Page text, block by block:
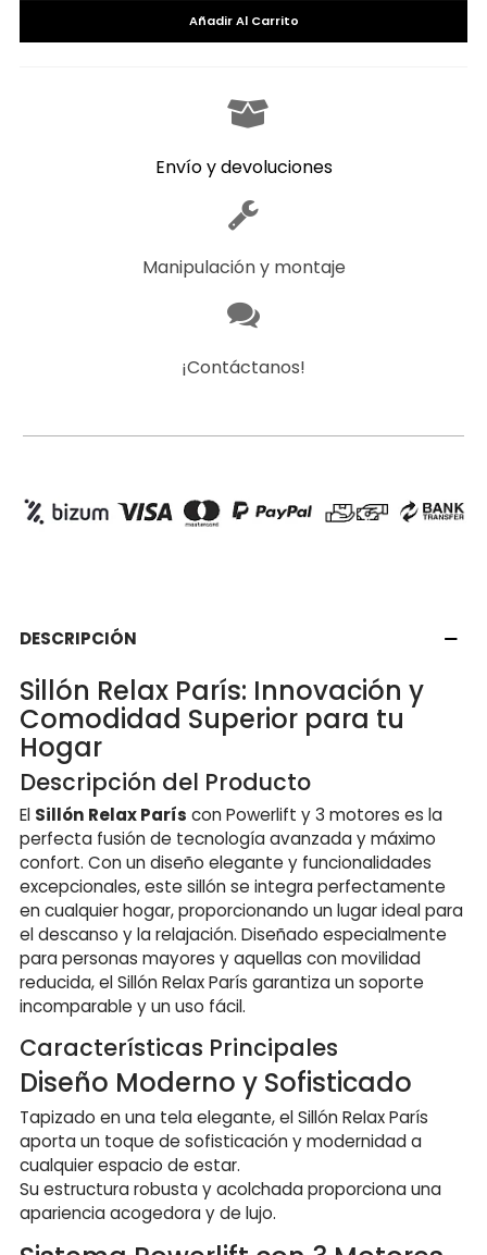
Añadir Al Carrito
Envío y devoluciones
Manipulación y montaje
¡Contáctanos!
DESCRIPCIÓN
Sillón Relax París: Innovación y
Comodidad Superior para tu
Hogar
Descripción del Producto
El Sillón Relax París con Powerlift y 3 motores es la
perfecta fusión de tecnología avanzada y máximo
confort. Con un diseño elegante y funcionalidades
excepcionales, este sillón se integra perfectamente
en cualquier hogar, proporcionando un lugar ideal para
el descanso y la relajación. Diseñado especialmente
para personas mayores y aquellas con movilidad
reducida, el Sillón Relax París garantiza un soporte
incomparable y un uso fácil.
Características Principales
Diseño Moderno y Sofisticado
Tapizado en una tela elegante, el Sillón Relax París
aporta un toque de sofisticación y modernidad a
cualquier espacio de estar.
Su estructura robusta y acolchada proporciona una
apariencia acogedora y de lujo.